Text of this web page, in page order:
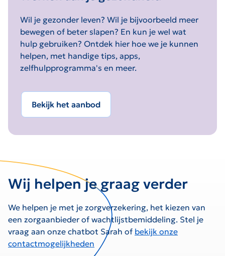
Wil je gezonder leven? Wil je bijvoorbeeld meer
bewegen of beter slapen? En kun je wel wat
hulp gebruiken? Ontdek hier hoe we je kunnen
helpen, met handige tips, apps,
zelfhulpprogramma's en meer.
Bekijk het aanbod
Wij helpen je graag verder
We helpen je met je zorgverzekering, het kiezen van
een zorgaanbieder of wachtlijstbemiddeling. Stel je
vraag aan onze chatbot Sarah of bekijk onze
contactmogelijkheden